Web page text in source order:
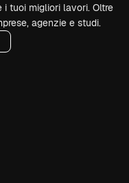
i tuoi migliori lavori. Oltre
agenzie e studi.